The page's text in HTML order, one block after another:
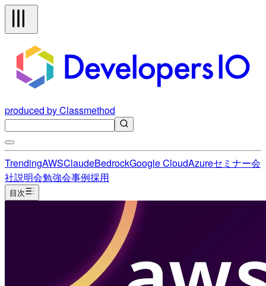
produced by Classmethod
TrendingAWSClaudeBedrockGoogle CloudAzureセミナー会
社説明会勉強会事例採用
目次